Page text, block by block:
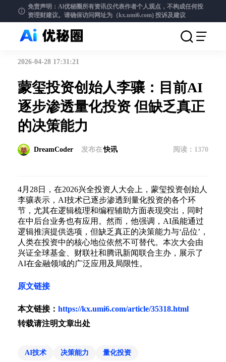
免责声明：Al优秘圈所有资讯仅代表作者个人观点，不构成任何投
资理财建议。请确保访问网址为（kx.umi6.com) 投诉及建议
2026-04-28 17:31:21
蒙玺投资创始人李骧：目前AI
逐步渗透量化投资 但缺乏真正
的决策能力
DreamCoder 发布在快讯 阅读： 1370
4月28日，在2026兴全投资人大会上，蒙玺投资创始人
李骧表示，AI技术已逐步渗透到量化投资的各个环
节，尤其在逻辑梳理和编程辅助方面表现突出，同时
在中后台业务也有应用。然而，他强调，AI虽能通过
逻辑推演提供选项，但缺乏真正的决策能力与‘品位’，
人类在投资中的核心地位依然不可替代。本次大会由
兴证全球基金、财联社和腾讯新闻联合主办，展示了
AI在金融领域的广泛应用及局限性。
原文链接
本文链接： https://kx.umi6.com/article/35318.html
转载请注明文章出处
AI技术 决策能力 量化投资